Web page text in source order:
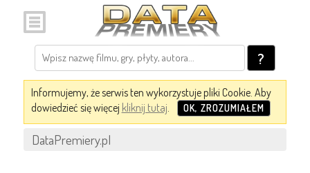
?
Informujemy, że serwis ten wykorzystuje pliki Cookie. Aby
dowiedzieć się więcej kliknij tutaj. OK, ZROZUMIAŁEM
DataPremiery.pl